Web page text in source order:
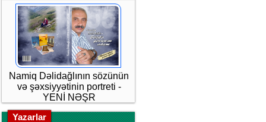
Namiq Dəlidağlının sözünün
və şəxsiyyətinin portreti -
YENİ NƏŞR
Yazarlar